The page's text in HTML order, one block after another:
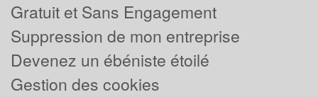
Gratuit et Sans Engagement
Suppression de mon entreprise
Devenez un ébéniste étoilé
Gestion des cookies